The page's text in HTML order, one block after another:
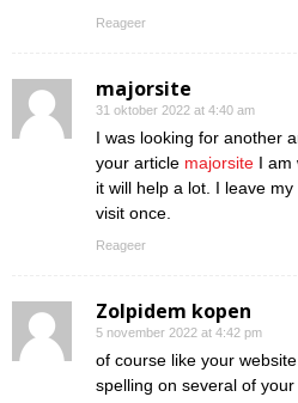
Reageer
majorsite
31 oktober 2022 at 4:40 am
I was looking for another
your article majorsite I am
it will help a lot. I leave
visit once.
Reageer
Zolpidem kopen
5 november 2022 at 4:42 pm
of course like your
spelling on several of